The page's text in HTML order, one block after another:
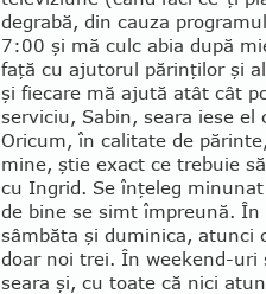
degrabă, din cauza
7:00 şi mă culc abia după
faţă cu ajutorul părinţilor şi
şi fiecare mă ajută atât cât
serviciu, Sabin, seara iese
Oricum, în calitate de
mine, ştie exact ce trebuie
cu Ingrid. Se înţeleg
de bine se simt împreună.
sâmbăta şi du­minica, atunci
doar noi trei. În weekend-uri
seara şi, cu toate că nici